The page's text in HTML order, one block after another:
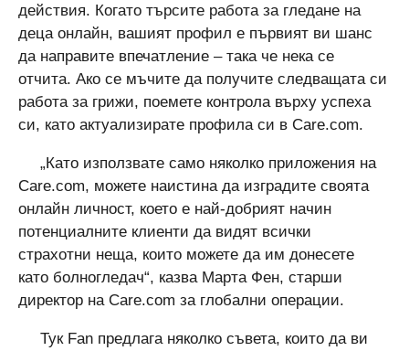
действия. Когато търсите работа за гледане на
деца онлайн, вашият профил е първият ви шанс
да направите впечатление – така че нека се
отчита. Ако се мъчите да получите следващата си
работа за грижи, поемете контрола върху успеха
си, като актуализирате профила си в Care.com.
„Като използвате само няколко приложения на
Care.com, можете наистина да изградите своята
онлайн личност, което е най-добрият начин
потенциалните клиенти да видят всички
страхотни неща, които можете да им донесете
като болногледач“, казва Марта Фен, старши
директор на Care.com за глобални операции.
Тук Fan предлага няколко съвета, които да ви